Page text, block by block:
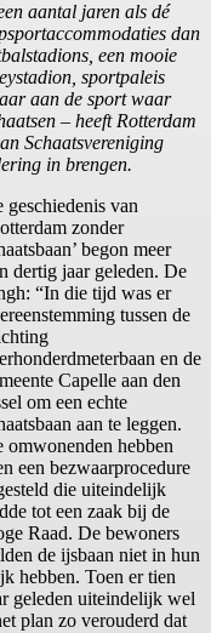
aantal jaren als dé
dan
een mooie
sportpaleis
aan de sport waar
– heeft Rotterdam
Schaatsvereniging
in brengen.
geschiedenis van
zonder
begon meer
dertig jaar geleden. De
“In die tijd was er
tussen de
en de
Capelle aan den
om een echte
aan te leggen.
omwonenden hebben
een bezwaarprocedure
die uiteindelijk
tot een zaak bij de
Raad. De bewoners
de ijsbaan niet in hun
hebben. Toen er tien
geleden uiteindelijk wel
plan zo verouderd dat